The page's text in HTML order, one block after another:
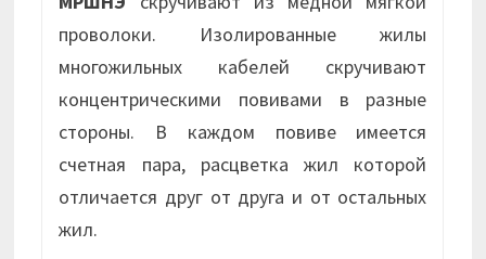
проволоки. Изолированные жилы
многожильных кабелей скручивают
концентрическими повивами в разные
стороны. В каждом повиве имеется
счетная пара, расцветка жил которой
отличается друг от друга и от остальных
жил.